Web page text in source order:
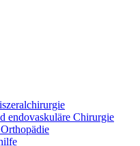
endovaskuläre Chirurgie